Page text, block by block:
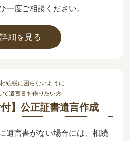
一度ご相談ください。
詳細を見る
続税に困らないように
て遺言書を作りたい方
付】公正証書遺言作成
遺言書がない場合には、相続